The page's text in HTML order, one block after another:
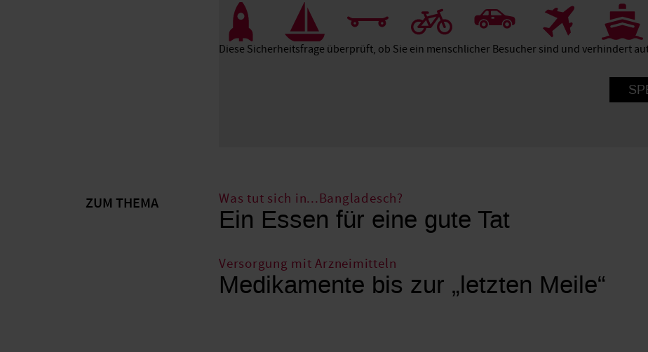
6
Diese Sicherheitsfrage überprüft, ob Sie ein menschlicher Besucher sind und verhindert
ZUM THEMA Was tut sich in...Bangladesch?
Ein Essen für eine gute Tat
Versorgung mit Arzneimitteln
Medikamente bis zur „letzten Meile“